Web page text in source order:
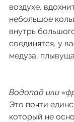
воздухе,
небольшое
внутрь
соединятся, у
медуза,
Водопад или
Это почти
который не